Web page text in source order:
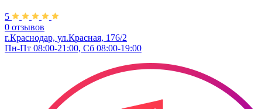
5
0 отзывов
г.Краснодар, ул.Красная, 176/2
Пн-Пт 08:00-21:00, Сб 08:00-19:00